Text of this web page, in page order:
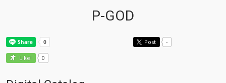
P-GOD
Post -
Like! 0